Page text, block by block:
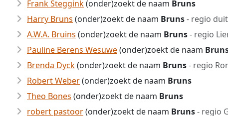
Frank Steggink(onder)zoekt de naam Bruns
Harry Bruns (onder)zoekt de naam Bruns- regio
A.W.A. Bruins (onder)zoekt de naam Bruns- regio
Pauline Berens Wesuwe(onder)zoekt de naam
Brenda Dyck(onder)zoekt de naam Bruns- regio
Robert Weber(onder)zoekt de naam Bruns
Theo Bones (onder)zoekt de naam Bruns
robert pastoor(onder)zoekt de naam Bruns- regio